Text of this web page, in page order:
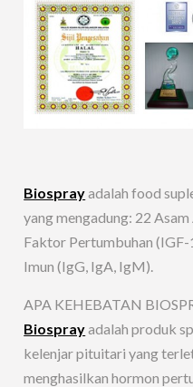
Biosprayadalah food
yang mengadung: 22
Faktor Pertumbuhan
Imun (IgG, IgA, IgM).
APA KEHEBATAN
Biosprayadalah produk
kelenjar pituitari yang
menghasilkan hormon